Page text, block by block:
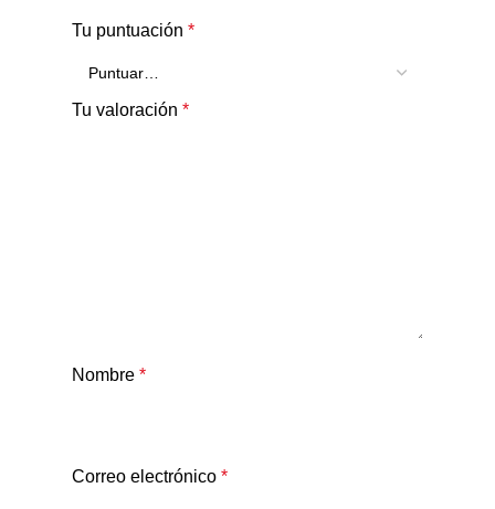
Tu puntuación *
Tu valoración *
Nombre *
Correo electrónico *